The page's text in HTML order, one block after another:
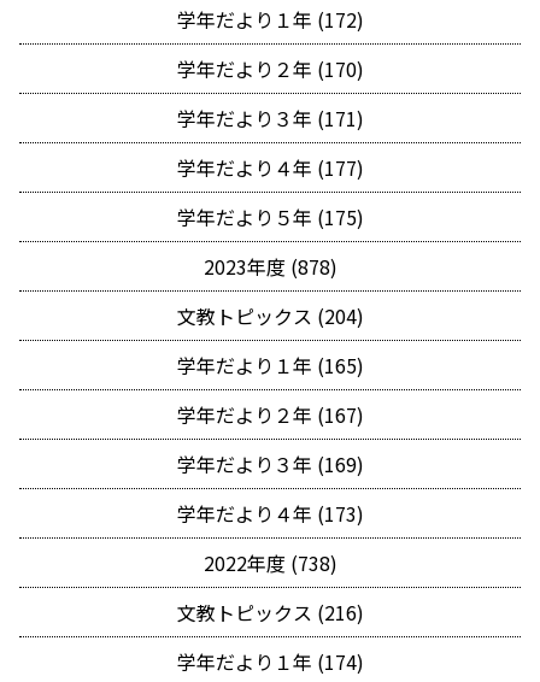
学年だより１年 (172)
学年だより２年 (170)
学年だより３年 (171)
学年だより４年 (177)
学年だより５年 (175)
2023年度 (878)
文教トピックス (204)
学年だより１年 (165)
学年だより２年 (167)
学年だより３年 (169)
学年だより４年 (173)
2022年度 (738)
文教トピックス (216)
学年だより１年 (174)